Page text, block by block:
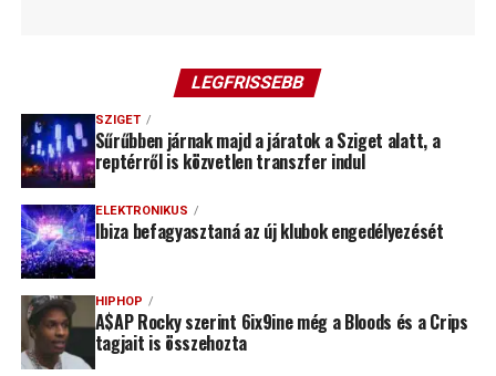
LEGFRISSEBB
SZIGET
Sűrűbben járnak majd a járatok a Sziget alatt, a
reptérről is közvetlen transzfer indul
ELEKTRONIKUS
Ibiza befagyasztaná az új klubok engedélyezését
HIPHOP
A$AP Rocky szerint 6ix9ine még a Bloods és a Crips
tagjait is összehozta